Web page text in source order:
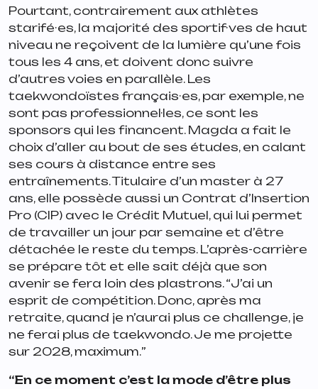
Pourtant, contrairement aux athlètes
starifé·es, la majorité des sportif·ves de haut
niveau ne reçoivent de la lumière qu’une fois
tous les 4 ans, et doivent donc suivre
d’autres voies en parallèle. Les
taekwondoïstes français·es, par exemple, ne
sont pas professionnel·les, ce sont les
sponsors qui les financent. Magda a fait le
choix d’aller au bout de ses études, en calant
ses cours à distance entre ses
entraînements. Titulaire d’un master à 27
ans, elle possède aussi un Contrat d’Insertion
Pro (CIP) avec le Crédit Mutuel, qui lui permet
de travailler un jour par semaine et d’être
détachée le reste du temps. L’après-carrière
se prépare tôt et elle sait déjà que son
avenir se fera loin des plastrons. “J’ai un
esprit de compétition. Donc, après ma
retraite, quand je n’aurai plus ce challenge, je
ne ferai plus de taekwondo. Je me projette
sur 2028, maximum.”
“En ce moment c’est la mode d’être plus